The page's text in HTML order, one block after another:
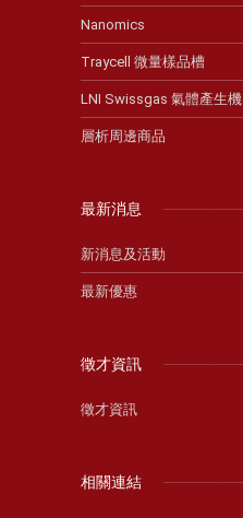
Nanomics
Traycell 微量樣品槽
LNI Swissgas 氣體產生機
層析周邊商品
最新消息
新消息及活動
最新優惠
徵才資訊
徵才資訊
相關連結